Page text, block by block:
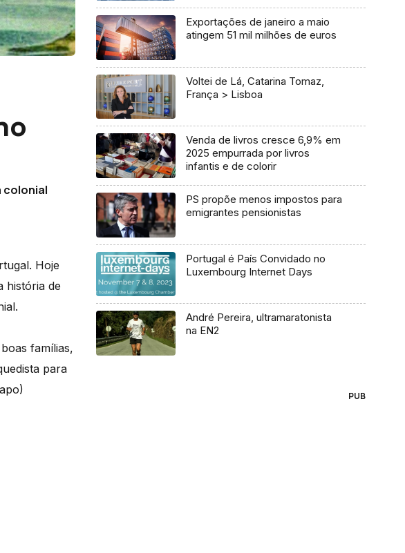
colonial
Hoje
história de
famílias,
para
Exportações de janeiro a maio
atingem 51 mil milhões de euros
Voltei de Lá, Catarina Tomaz,
França > Lisboa
Venda de livros cresce 6,9% em
2025 empurrada por livros
infantis e de colorir
PS propõe menos impostos para
emigrantes pensionistas
Portugal é País Convidado no
Luxembourg Internet Days
André Pereira, ultramaratonista
na EN2
PUB